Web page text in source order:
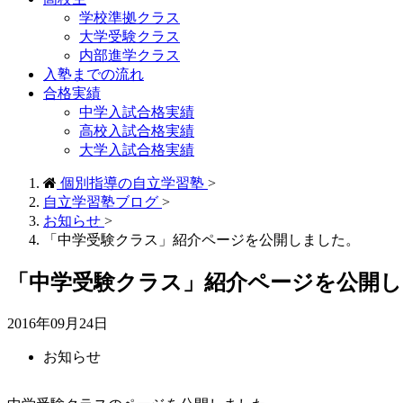
学校準拠クラス
大学受験クラス
内部進学クラス
入塾までの流れ
合格実績
中学入試合格実績
高校入試合格実績
大学入試合格実績
個別指導の自立学習塾 >
自立学習塾ブログ >
お知らせ >
「中学受験クラス」紹介ページを公開しました。
「中学受験クラス」紹介ページを公開し
2016年09月24日
お知らせ